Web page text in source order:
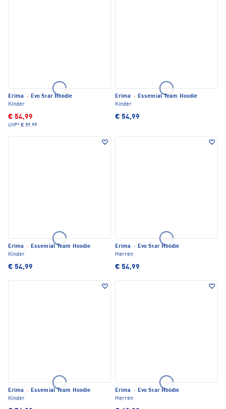
Erima · Evo Star Hoodie
Kinder
€ 54,99
UVP* € 59,99
Erima · Essential Team Hoodie
Kinder
€ 54,99
Erima · Essential Team Hoodie
Kinder
€ 54,99
Erima · Evo Star Hoodie
Herren
€ 54,99
Erima · Essential Team Hoodie
Kinder
Erima · Evo Star Hoodie
Herren